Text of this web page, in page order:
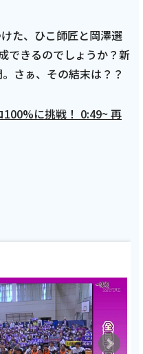
た、ひこ師匠と岡澤選
できるのでしょうか？新
さぁ、その結末は？？
に挑戦！ 0:49~ 再